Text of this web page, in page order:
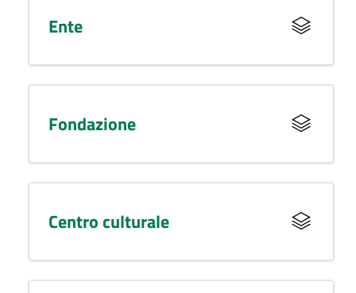
Ente
Fondazione
Centro culturale